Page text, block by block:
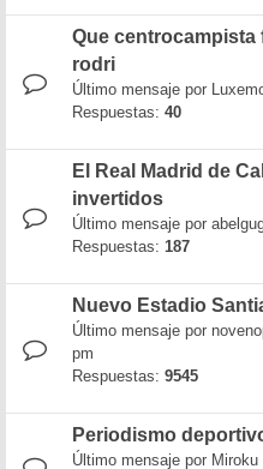
Que centrocampista
rodri
Último mensaje por
Respuestas: 40
El Real Madrid de
invertidos
Último mensaje por
Respuestas: 187
Nuevo Estadio
Último mensaje por
pm
Respuestas: 9545
Periodismo
Último mensaje por Miroku